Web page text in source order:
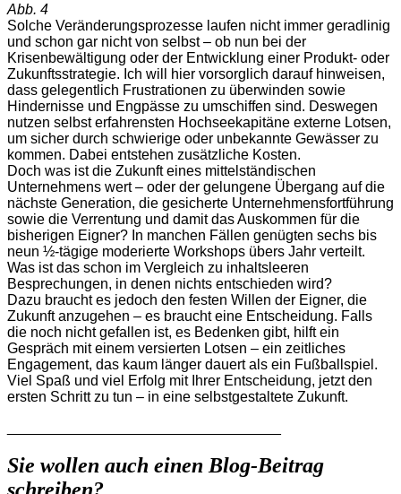
Abb. 4
Solche Veränderungsprozesse laufen nicht immer geradlinig
und schon gar nicht von selbst – ob nun bei der
Krisenbewältigung oder der Entwicklung einer Produkt- oder
Zukunftsstrategie. Ich will hier vorsorglich darauf hinweisen,
dass gelegentlich Frustrationen zu überwinden sowie
Hindernisse und Engpässe zu umschiffen sind. Deswegen
nutzen selbst erfahrensten Hochseekapitäne externe Lotsen,
um sicher durch schwierige oder unbekannte Gewässer zu
kommen. Dabei entstehen zusätzliche Kosten.
Doch was ist die Zukunft eines mittelständischen
Unternehmens wert – oder der gelungene Übergang auf die
nächste Generation, die gesicherte Unternehmensfortführung
sowie die Verrentung und damit das Auskommen für die
bisherigen Eigner? In manchen Fällen genügten sechs bis
neun ½-tägige moderierte Workshops übers Jahr verteilt.
Was ist das schon im Vergleich zu inhaltsleeren
Besprechungen, in denen nichts entschieden wird?
Dazu braucht es jedoch den festen Willen der Eigner, die
Zukunft anzugehen – es braucht eine Entscheidung. Falls
die noch nicht gefallen ist, es Bedenken gibt, hilft ein
Gespräch mit einem versierten Lotsen – ein zeitliches
Engagement, das kaum länger dauert als ein Fußballspiel.
Viel Spaß und viel Erfolg mit Ihrer Entscheidung, jetzt den
ersten Schritt zu tun – in eine selbstgestaltete Zukunft.
Sie wollen auch einen Blog-Beitrag
schreiben?